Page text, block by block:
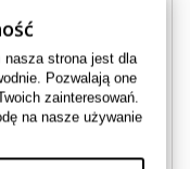
strona jest dla
Pozwalają one
zainteresowań.
na nasze używanie